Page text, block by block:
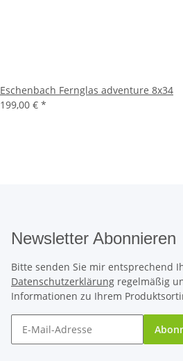
Eschenbach Fernglas adventure 8x34
199,00 € *
Newsletter Abonnieren
Bitte senden Sie mir entsprechend
Datenschutzerklärung regelmäßig
Informationen zu Ihrem